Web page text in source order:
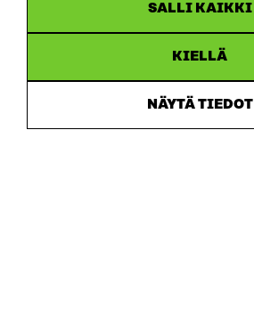
SALLI KAIKKI
KIELLÄ
NÄYTÄ TIEDOT